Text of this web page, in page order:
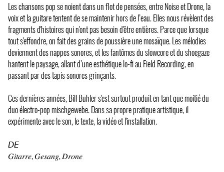
Les chansons pop se noient dans un flot de pensées, entre Noise et Drone, la
voix et la guitare tentent de se maintenir hors de l’eau. Elles nous révèlent des
fragments d'histoires qui n'ont pas besoin d'être entières. Parce que lorsque
tout s'effondre, on fait des grains de poussière une mosaïque. Les mélodies
deviennent des nappes sonores, et les fantômes du slowcore et du shoegaze
hantent le paysage, allant d’une esthétique lo-fi au Field Recording, en
passant par des tapis sonores grinçants.
Ces dernières années, Bill Bühler s'est surtout produit en tant que moitié du
duo électro-pop mischgewebe. Dans sa propre pratique artistique, il
expérimente avec le son, le texte, la vidéo et l'installation.
𝘋𝘌
𝐺𝑖𝑡𝑎𝑟𝑟𝑒, 𝐺𝑒𝑠𝑎𝑛𝑔, 𝐷𝑟𝑜𝑛𝑒